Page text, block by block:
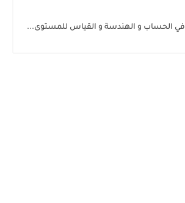
في الحساب و الهندسة و القياس للمستوى...